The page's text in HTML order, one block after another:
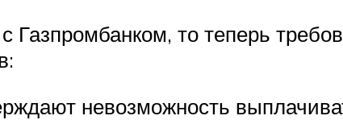
Газпромбанком, то теперь
невозможность